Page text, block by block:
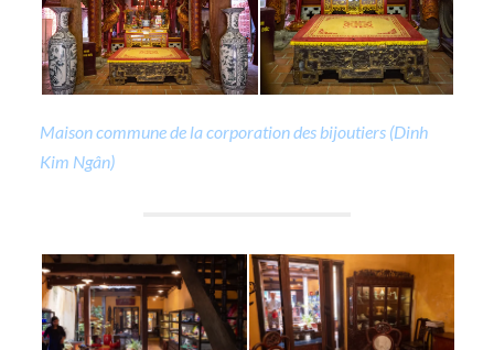
Maison commune de la corporation des bijoutiers (Dinh
Kim Ngân)